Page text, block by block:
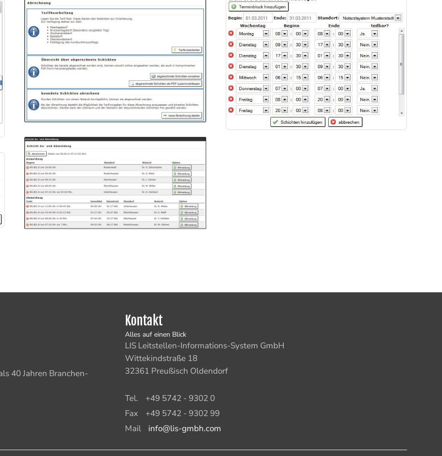
40 Jahren Branchen-
Kontakt
Alles auf einen Blick
LIS Leitstellen-Informations-System GmbH
Wittekindstraße 18
32361 Preußisch Oldendorf
Tel.
+49 5742 - 9302 0
Fax
+49 5742 - 9302 99
Mail
info@lis-gmbh.com